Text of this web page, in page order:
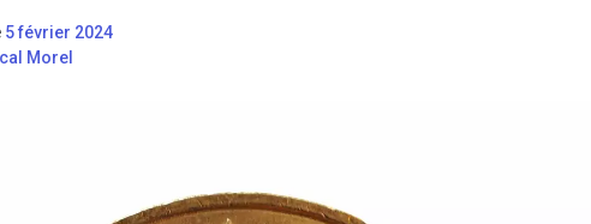
5 février 2024
Morel